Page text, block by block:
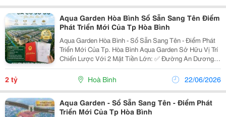
Aqua Garden Hòa Bình Sổ Sẵn Sang Tên Điểm
Phát Triển Mới Của Tp Hòa Bình
Aqua Garden Hòa Bình - Sổ Sẵn Sang Tên - Điểm Phát
Triển Mới Của Tp. Hòa Bình Aqua Garden Sở Hữu Vị Trí
Chiến Lược Với 2 Mặt Tiền Lớn: ✅ Đường An Dương
Vương ✅ Quốc Lộ 6 Từ Dự Án Dễ Dàng Kết Nối Hà Nội,
Cao Tốc Hòa Lạc &Ndash; Hòa Bình Và...
2 tỷ Hoà Bình 22/06/2026
Aqua Garden - Sổ Sẵn Sang Tên - Điểm Phát
Triển Mới Của Tp Hòa Bình